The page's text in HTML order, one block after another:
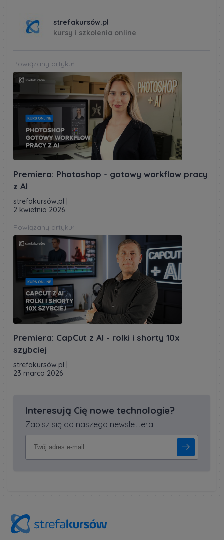
strefakursów.pl
kursy i szkolenia online
Powiązany artykuł
Premiera: Photoshop - gotowy workflow pracy
z AI
strefakursów.pl
2 kwietnia 2026
Powiązany artykuł
Premiera: CapCut z AI - rolki i shorty 10x
szybciej
strefakursów.pl
23 marca 2026
Interesują Cię nowe technologie?
Zapisz się do naszego newslettera!